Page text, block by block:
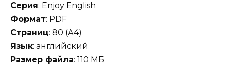
Серия: Enjoy English
Формат: PDF
Страниц: 80 (А4)
Язык: английский
Размер файла: 110 МБ